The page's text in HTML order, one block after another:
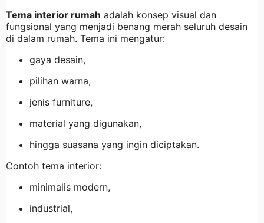
Tema interior rumah adalah konsep visual dan
fungsional yang menjadi benang merah seluruh desain
di dalam rumah. Tema ini mengatur:
gaya desain,
pilihan warna,
jenis furniture,
material yang digunakan,
hingga suasana yang ingin diciptakan.
Contoh tema interior:
minimalis modern,
industrial,